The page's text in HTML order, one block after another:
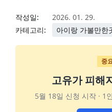
작성일:
2026. 01. 29.
카테고리:
아이랑 가볼만한
중
고유가 피해
5월 18일 신청 시작 · 1